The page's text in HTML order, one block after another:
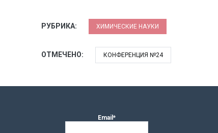
РУБРИКА: ХИМИЧЕСКИЕ НАУКИ
ОТМЕЧЕНО: КОНФЕРЕНЦИЯ №24
Email*